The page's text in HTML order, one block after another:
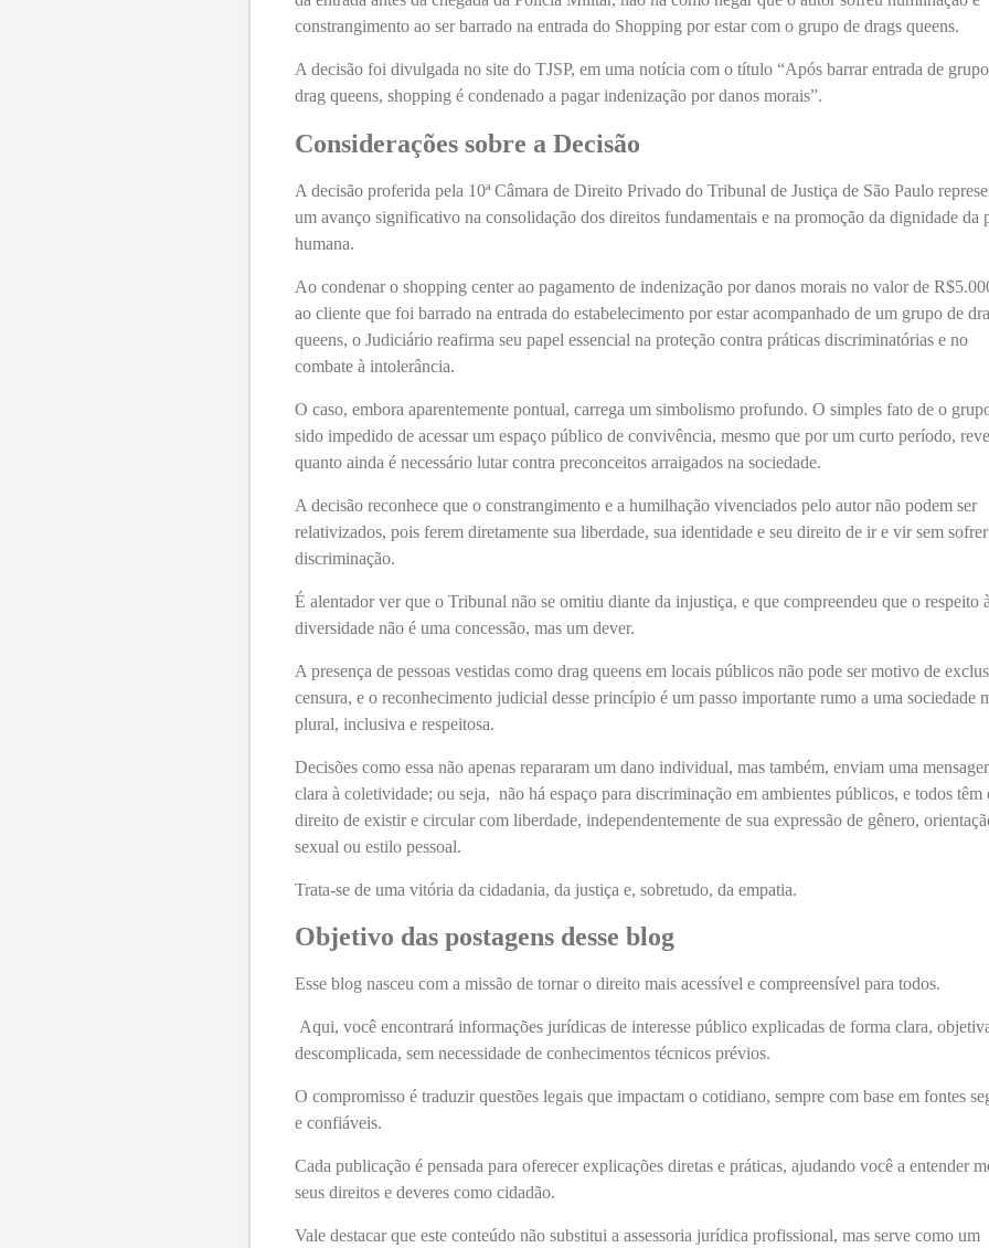
constrangimento ao ser barrado na entrada do Shopping por estar com o grupo de drags queens.
A decisão foi divulgada no site do TJSP, em uma notícia com o título “Após barrar entrada de
drag queens, shopping é condenado a pagar indenização por danos morais”.
Considerações sobre a Decisão
A decisão proferida pela 10ª Câmara de Direito Privado do Tribunal de Justiça de São Paulo
um avanço significativo na consolidação dos direitos fundamentais e na promoção da dignidade da
humana.
Ao condenar o shopping center ao pagamento de indenização por danos morais no valor de
ao cliente que foi barrado na entrada do estabelecimento por estar acompanhado de um grupo de
queens, o Judiciário reafirma seu papel essencial na proteção contra práticas discriminatórias e no
combate à intolerância.
O caso, embora aparentemente pontual, carrega um simbolismo profundo. O simples fato de o
sido impedido de acessar um espaço público de convivência, mesmo que por um curto período,
quanto ainda é necessário lutar contra preconceitos arraigados na sociedade.
A decisão reconhece que o constrangimento e a humilhação vivenciados pelo autor não podem ser
relativizados, pois ferem diretamente sua liberdade, sua identidade e seu direito de ir e vir sem sofrer
discriminação.
É alentador ver que o Tribunal não se omitiu diante da injustiça, e que compreendeu que o respeito à
diversidade não é uma concessão, mas um dever.
A presença de pessoas vestidas como drag queens em locais públicos não pode ser motivo de
censura, e o reconhecimento judicial desse princípio é um passo importante rumo a uma sociedade
plural, inclusiva e respeitosa.
Decisões como essa não apenas repararam um dano individual, mas também, enviam uma
clara à coletividade; ou seja, não há espaço para discriminação em ambientes públicos, e todos têm
direito de existir e circular com liberdade, independentemente de sua expressão de gênero,
sexual ou estilo pessoal.
Trata-se de uma vitória da cidadania, da justiça e, sobretudo, da empatia.
Objetivo das postagens desse blog
Esse blog nasceu com a missão de tornar o direito mais acessível e compreensível para todos.
Aqui, você encontrará informações jurídicas de interesse público explicadas de forma clara,
descomplicada, sem necessidade de conhecimentos técnicos prévios.
O compromisso é traduzir questões legais que impactam o cotidiano, sempre com base em fontes
e confiáveis.
Cada publicação é pensada para oferecer explicações diretas e práticas, ajudando você a entender
seus direitos e deveres como cidadão.
Vale destacar que este conteúdo não substitui a assessoria jurídica profissional, mas serve como um